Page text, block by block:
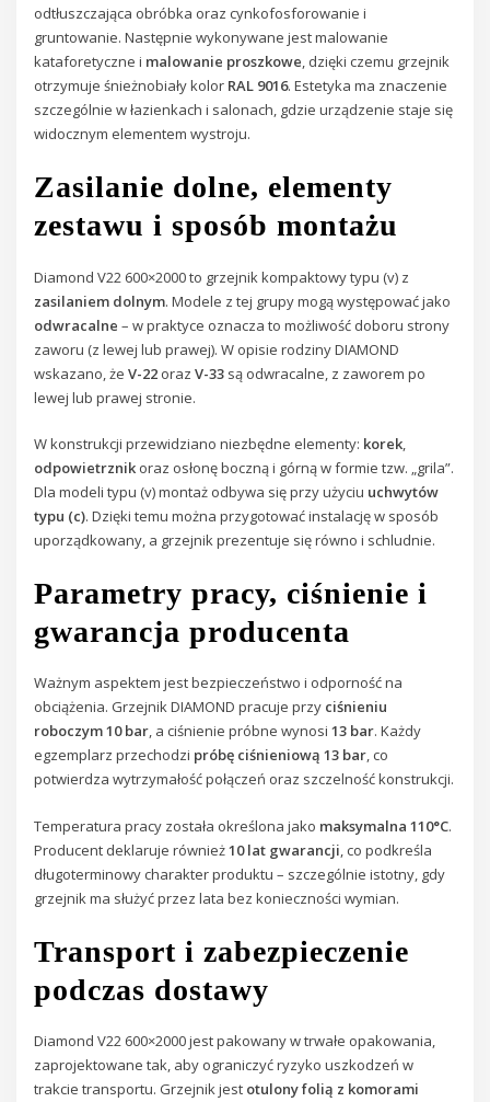
odtłuszczająca obróbka oraz cynkofosforowanie i
gruntowanie. Następnie wykonywane jest malowanie
kataforetyczne i malowanie proszkowe, dzięki czemu grzejnik
otrzymuje śnieżnobiały kolor RAL 9016. Estetyka ma znaczenie
szczególnie w łazienkach i salonach, gdzie urządzenie staje się
widocznym elementem wystroju.
Zasilanie dolne, elementy
zestawu i sposób montażu
Diamond V22 600×2000 to grzejnik kompaktowy typu (v) z
zasilaniem dolnym. Modele z tej grupy mogą występować jako
odwracalne – w praktyce oznacza to możliwość doboru strony
zaworu (z lewej lub prawej). W opisie rodziny DIAMOND
wskazano, żeV-22 orazV-33 są odwracalne, z zaworem po
lewej lub prawej stronie.
W konstrukcji przewidziano niezbędne elementy: korek,
odpowietrznik oraz osłonę boczną i górną w formie tzw. „grila”.
Dla modeli typu (v) montaż odbywa się przy użyciu uchwytów
typu (c). Dzięki temu można przygotować instalację w sposób
uporządkowany, a grzejnik prezentuje się równo i schludnie.
Parametry pracy, ciśnienie i
gwarancja producenta
Ważnym aspektem jest bezpieczeństwo i odporność na
obciążenia. Grzejnik DIAMOND pracuje przy ciśnieniu
roboczym 10 bar, a ciśnienie próbne wynosi13 bar. Każdy
egzemplarz przechodzi próbę ciśnieniową 13 bar, co
potwierdza wytrzymałość połączeń oraz szczelność konstrukcji.
Temperatura pracy została określona jako maksymalna 110°C.
Producent deklaruje również10 lat gwarancji, co podkreśla
długoterminowy charakter produktu – szczególnie istotny, gdy
grzejnik ma służyć przez lata bez konieczności wymian.
Transport i zabezpieczenie
podczas dostawy
Diamond V22 600×2000 jest pakowany w trwałe opakowania,
zaprojektowane tak, aby ograniczyć ryzyko uszkodzeń w
trakcie transportu. Grzejnik jest otulony folią z komorami